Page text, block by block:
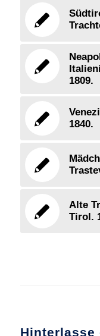
1809.
1840.
Alte
Tirol.
Hinterlasse